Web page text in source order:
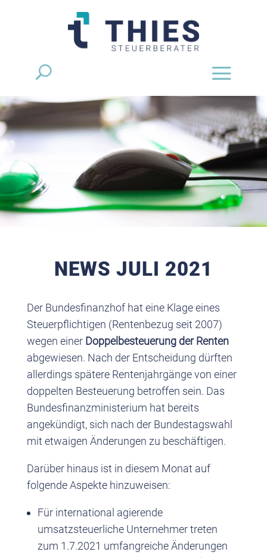
NEWS JULI 2021
Der Bundesfinanzhof hat eine Klage eines
Steuerpflichtigen (Rentenbezug seit 2007)
wegen einer Doppelbesteuerung der Renten
abgewiesen. Nach der Entscheidung dürften
allerdings spätere Rentenjahrgänge von einer
doppelten Besteuerung betroffen sein. Das
Bundesfinanzministerium hat bereits
angekündigt, sich nach der Bundestagswahl
mit etwaigen Änderungen zu beschäftigen.
Darüber hinaus ist in diesem Monat auf
folgende Aspekte hinzuweisen:
Für international agierende
umsatzsteuerliche Unternehmer treten
zum 1.7.2021 umfangreiche Änderungen